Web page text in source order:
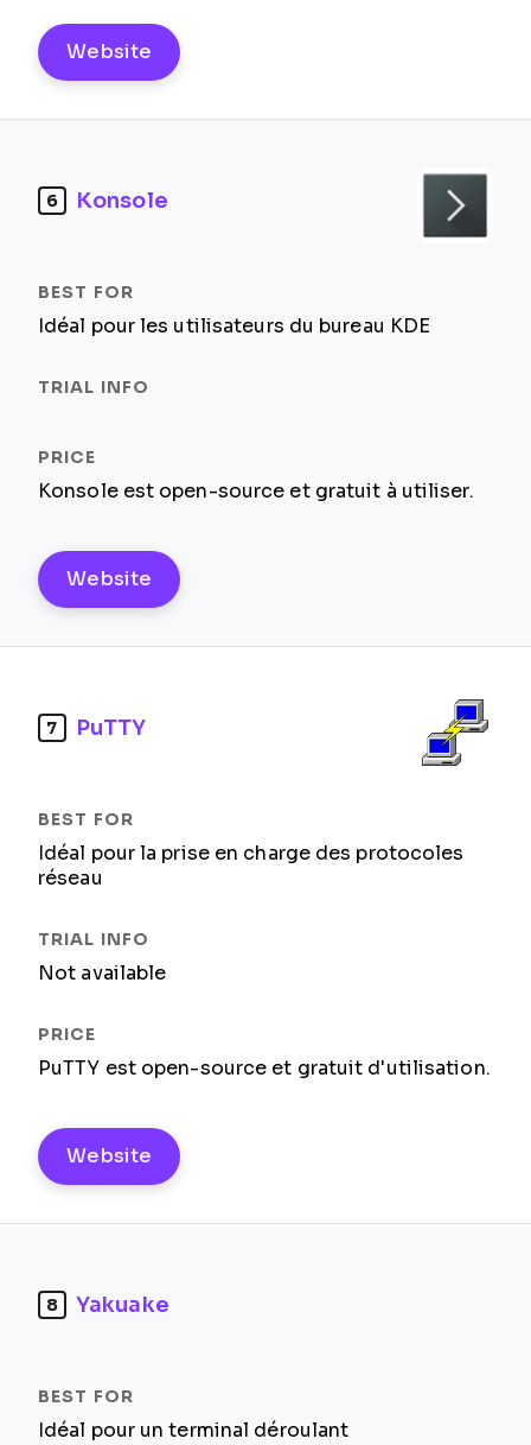
Website
6 Konsole
Idéal pour les utilisateurs du bureau KDE
Konsole est open-source et gratuit à utiliser.
Website
7 PuTTY
Idéal pour la prise en charge des protocoles
réseau
Not available
PuTTY est open-source et gratuit d'utilisation.
Website
8 Yakuake
Idéal pour un terminal déroulant